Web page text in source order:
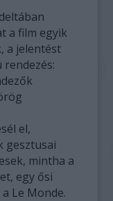
a film egyik
a jelentést
el,
gesztusai
mintha a
egy ősi
Le Monde.